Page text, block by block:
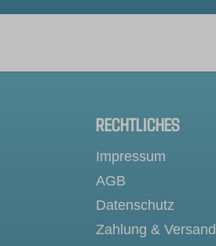
RECHTLICHES
Impressum
AGB
Datenschutz
Zahlung & Versand